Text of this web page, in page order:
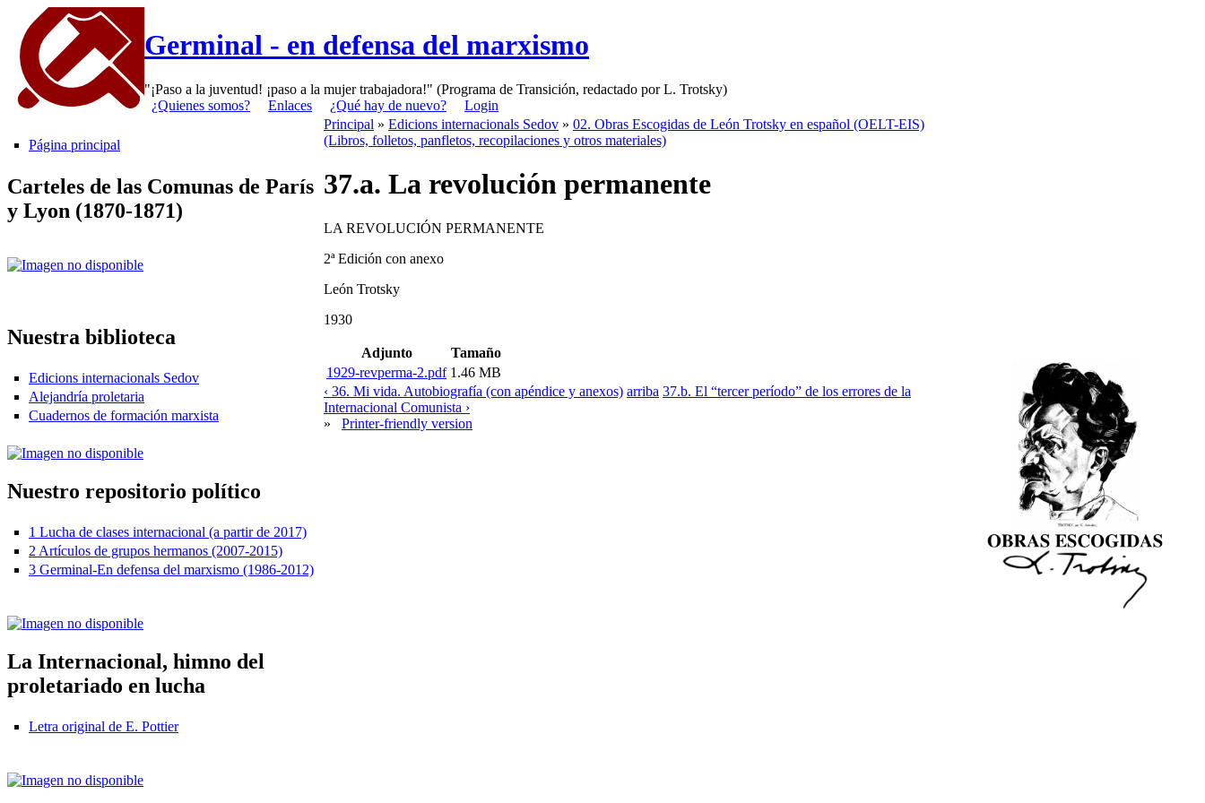
Germinal - en defensa del marxismo
"¡Paso a la juventud! ¡paso a la mujer trabajadora!" (Programa de Transición, redactado por L. Trotsky)
¿Quienes somos?
Enlaces ¿Qué hay de nuevo? Login
Página principal
Carteles de las Comunas de París
y Lyon (1870-1871)
Nuestra biblioteca
Edicions internacionals Sedov
Alejandría proletaria
Cuadernos de formación marxista
Nuestro repositorio político
1 Lucha de clases internacional (a partir de 2017)
2 Artículos de grupos hermanos (2007-2015)
3 Germinal-En defensa del marxismo (1986-2012)
La Internacional, himno del
proletariado en lucha
Letra original de E. Pottier
Principal » Edicions internacionals Sedov » 02. Obras Escogidas de León Trotsky en español (OELT-EIS)
(Libros, folletos, panfletos, recopilaciones y otros materiales)
37.a. La revolución permanente
LA REVOLUCIÓN PERMANENTE
2ª Edición con anexo
León Trotsky
1930
Adjunto
Tamaño
1929-revperma-2.pdf 1.46 MB
‹ 36. Mi vida. Autobiografía (con apéndice y anexos) arriba 37.b. El “tercer período” de los errores de la
Internacional Comunista ›
»
Printer-friendly version